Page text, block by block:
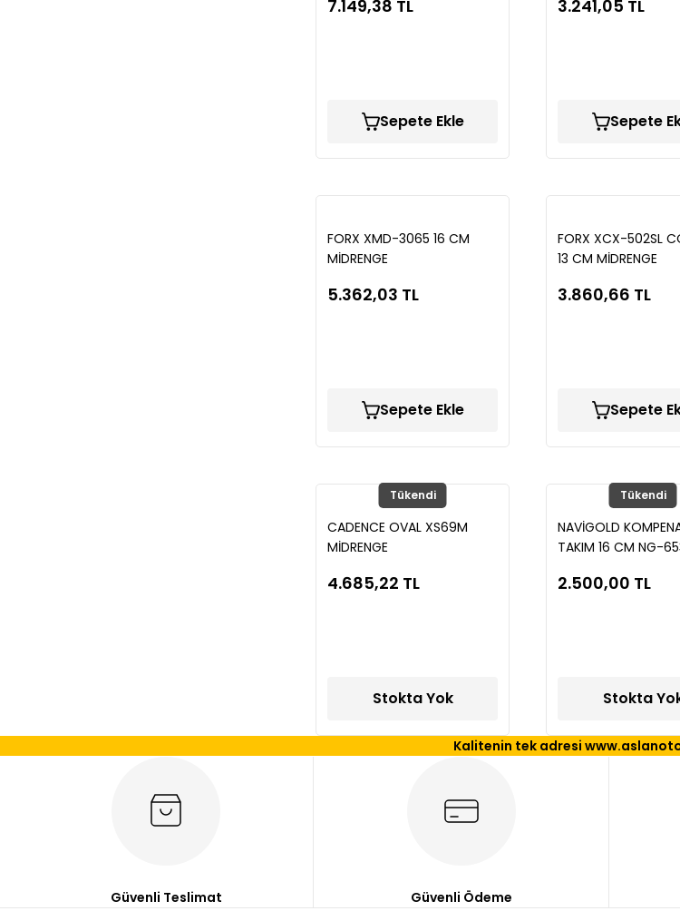
7.149,38 TL
Sepete Ekle
3.241,05 TL
Sepete
FORX XMD-3065 16 CM
MİDRENGE
5.362,03 TL
Sepete Ekle
FORX XCX-502SL
13 CM MİDRENGE
3.860,66 TL
Sepete
Tükendi
CADENCE OVAL XS69M
MİDRENGE
4.685,22 TL
Stokta Yok
Tükendi
NAVİGOLD
TAKIM 16 CM NG-
2.500,00 TL
Stokta
Kalitenin tek adresi
Güvenli Teslimat Güvenli Ödeme